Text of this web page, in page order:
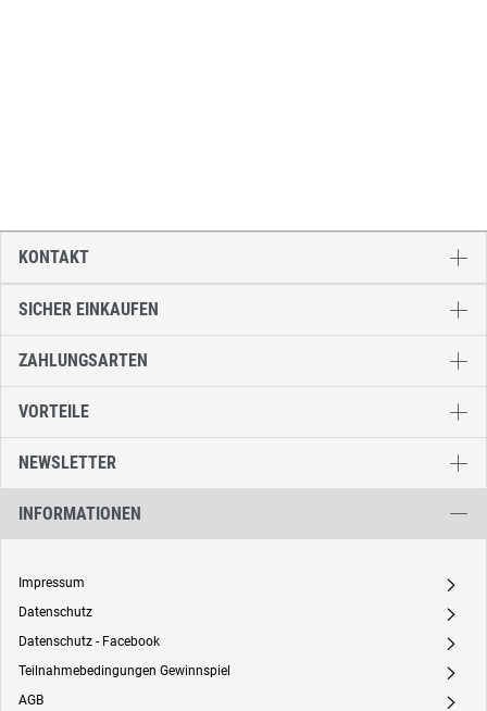
SICHER EINKAUFEN
ZAHLUNGSARTEN
VORTEILE
NEWSLETTER
INFORMATIONEN
Impressum A
Datenschutz A
Datenschutz - Facebook A
Teilnahmebedingungen Gewinnspiel A
AGB A
KONTAKT